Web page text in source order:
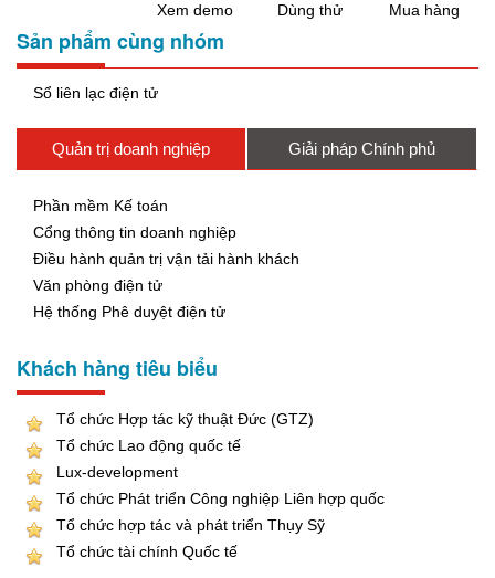
Xem demo Dùng thử Mua hàng
Sản phẩm cùng nhóm
Sổ liên lạc điện tử
Quản trị doanh nghiệp Giải pháp Chính phủ
Phần mềm Kế toán
Cổng thông tin doanh nghiệp
Điều hành quản trị vận tải hành khách
Văn phòng điện tử
Hệ thống Phê duyệt điện tử
Khách hàng tiêu biểu
Tổ chức Hợp tác kỹ thuật Đức (GTZ)
Tổ chức Lao động quốc tế
Lux-development
Tổ chức Phát triển Công nghiệp Liên hợp quốc
Tổ chức hợp tác và phát triển Thụy Sỹ
Tổ chức tài chính Quốc tế